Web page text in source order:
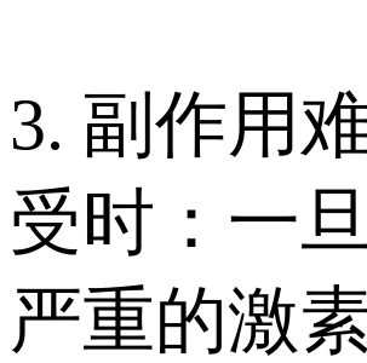
3. 副作用
受时：一
严重的激